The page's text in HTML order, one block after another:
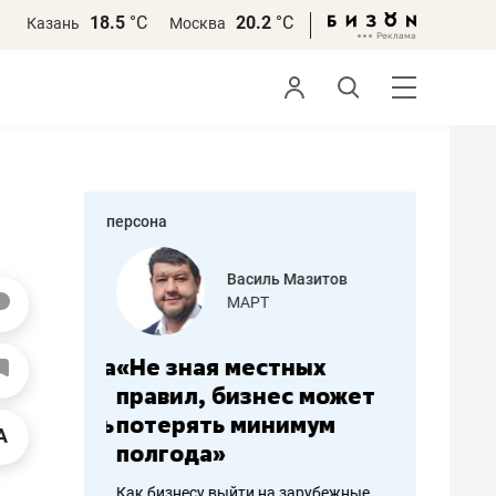
Казань 18.5 °С Москва 20.2 °С
персона
работа
Василь Мазитов
МАРТ
«Не зная местных
правил, бизнес может
потерять минимум
полгода»